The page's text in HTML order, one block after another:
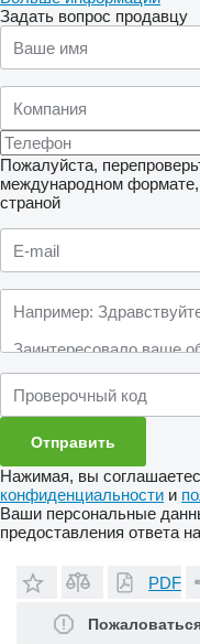
Задать вопрос продавцу
Пожалуйста,
международном
страной
Нажимая, вы
конфиденциальности и
Ваши персональные
предоставления ответа
PDF